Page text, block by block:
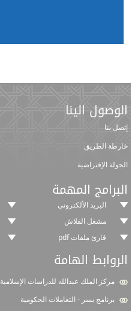
الوصول الينا
إتصل بنا
خارطة الطريق
الجولة الإفتراضية
البرامج المهمة
البريد الألكتروني
مشغل الفلاش
قارئ ملفات pdf
الروابط الهامة
مركز الملك عبدالله للدراسات الإسلامية
برنامج يسر - التعاملات الحكومية